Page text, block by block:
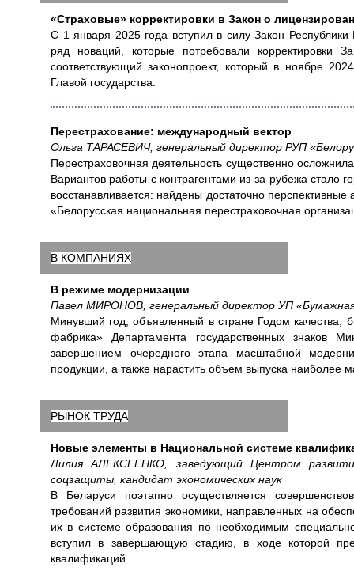
«Страховые» корректировки в Закон о
С 1 января 2025 года вступил в силу Закон
ряд новаций, которые потребовали
соответствующий законопроект, который в ноябре
Главой государства.
Перестрахование: международный вектор
Ольга ТАРАСЕВИЧ, генеральный директор РУП
Перестраховочная деятельность существенно
Вариантов работы с контрагентами из-за рубежа
восстанавливается: найдены достаточно
«Белорусская национальная перестраховочная
В КОМПАНИЯХ
В режиме модернизации
Павел МИРОНОВ, генеральный директор УП
Минувший год, объявленный в стране Годом качества,
фабрика» Департамента государственных знаков
завершением очередного этапа масштабной
продукции, а также нарастить объем выпуска наиболее
РЫНОК ТРУДА
Новые элементы в Национальной системе
Лилия АЛЕКСЕЕНКО, заведующий Центром
соцзащиты, кандидат экономических наук
В Беларуси поэтапно осуществляется
требований развития экономики, направленных на
их в системе образования по необходимым
вступил в завершающую стадию, в ходе которой
квалификаций.